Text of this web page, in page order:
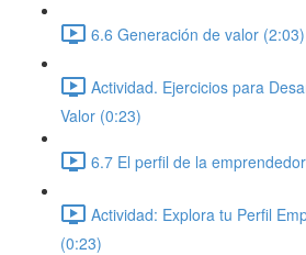
6.6 Generación de valor (2:03)
Actividad. Ejercicios para
Valor (0:23)
6.7 El perfil de la
Actividad: Explora tu Perfil
(0:23)